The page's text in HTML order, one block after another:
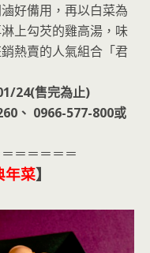
好備用，再以白菜為
上勾芡的雞高湯，味
熱賣的人氣組合「君
24(售完為止)
、 0966-577-800或
＝＝＝＝＝
年菜】